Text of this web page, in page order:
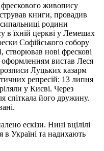
фрескового живопису
книги, провадив
родини
в їхній церкві у Лемешах
Софійського собору
створював нові фрескові
вистав Леся
Луцьких казарм
репресій: 13 липня
у Києві. Через
спіткала його дружину.
ескізи. Нині вцілілі
в Україні та надихають